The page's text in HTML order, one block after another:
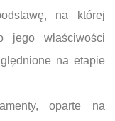
na której
jego właściwości
na etapie
oparte na